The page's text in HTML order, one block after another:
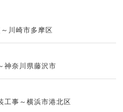
川崎市多摩区
神奈川県藤沢市
工事～横浜市港北区